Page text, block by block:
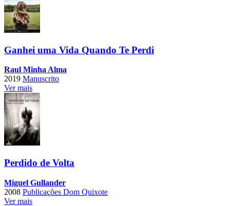
Ganhei uma Vida Quando Te Perdi
Raul Minha Alma
2019 Manuscrito
Ver mais
Perdido de Volta
Miguel Gullander
2008 Publicações Dom Quixote
Ver mais